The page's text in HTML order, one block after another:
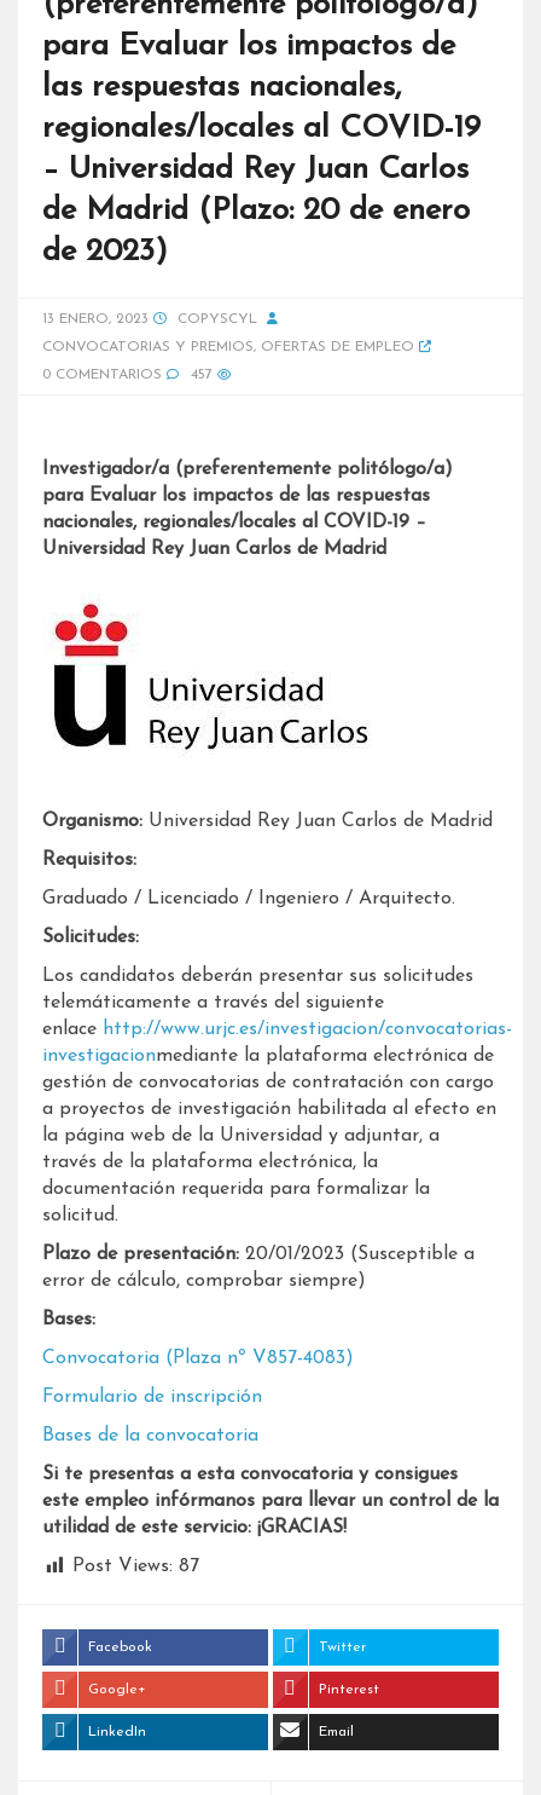
para Evaluar los impactos de
las respuestas nacionales,
regionales/locales al COVID-19
– Universidad Rey Juan Carlos
de Madrid (Plazo: 20 de enero
de 2023)
13 ENERO, 2023
COPYSCYL
CONVOCATORIAS Y PREMIOS, OFERTAS DE EMPLEO
0 COMENTARIOS
457
Investigador/a (preferentemente politólogo/a)
para Evaluar los impactos de las respuestas
nacionales, regionales/locales al COVID-19 –
Universidad Rey Juan Carlos de Madrid
Organismo: Universidad Rey Juan Carlos de Madrid
Requisitos:
Graduado / Licenciado / Ingeniero / Arquitecto.
Solicitudes:
Los candidatos deberán presentar sus solicitudes
telemáticamente a través del siguiente
enlace http://www.urjc.es/investigacion/convocatorias-
investigacionmediante la plataforma electrónica de
gestión de convocatorias de contratación con cargo
a proyectos de investigación habilitada al efecto en
la página web de la Universidad y adjuntar, a
través de la plataforma electrónica, la
documentación requerida para formalizar la
solicitud.
Plazo de presentación: 20/01/2023 (Susceptible a
error de cálculo, comprobar siempre)
Bases:
Convocatoria (Plaza nº V857-4083)
Formulario de inscripción
Bases de la convocatoria
Si te presentas a esta convocatoria y consigues
este empleo infórmanos para llevar un control de la
utilidad de este servicio: ¡GRACIAS!
Post Views: 87
Facebook Twitter
Google+ Pinterest
LinkedIn Email